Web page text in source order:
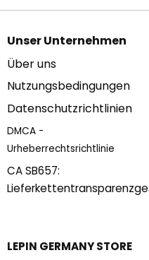
Unser Unternehmen
Über uns
Nutzungsbedingungen
Datenschutzrichtlinien
DMCA -
Urheberrechtsrichtlinie
CA SB657:
LEPIN GERMANY STORE